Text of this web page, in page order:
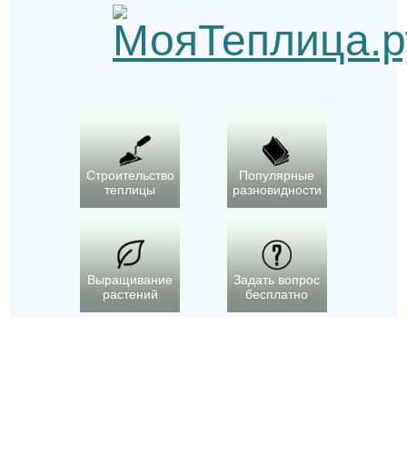
Строительство
теплицы
Популярные
разновидности
Выращивание
растений
Задать вопрос
бесплатно